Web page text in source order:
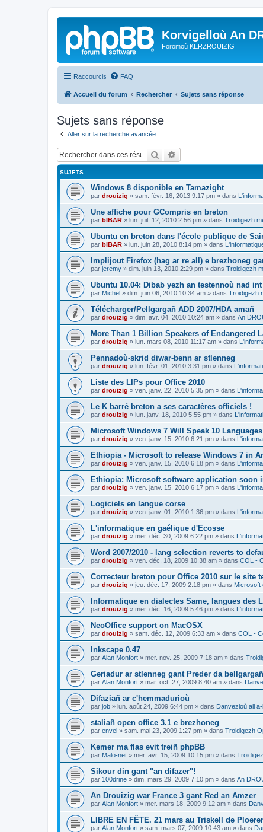
Korvigelloù An
Foromoù KERZROUIZIG
Raccourcis FAQ
Accueil du forum Rechercher Sujets sans réponse
Sujets sans réponse
Aller sur la recherche avancée
Rechercher
SUJETS
Windows 8 disponible en Tamazight
par drouizig » sam. févr. 16, 2013 9:17 pm » dans
Une affiche pour GCompris en breton
par bIBAR » lun. juil. 12, 2010 2:56 pm » dans Troidigezh
Ubuntu en breton dans l'école publique de
par bIBAR » lun. juin 28, 2010 8:14 pm » dans
Implijout Firefox (hag ar re all) e brezhoneg
par jeremy » dim. juin 13, 2010 2:29 pm » dans Troidigezh
Ubuntu 10.04: Dibab yezh an testennoù nad
par Michel » dim. juin 06, 2010 10:34 am » dans Troidigezh
Télécharger/Pellgargañ ADD 2007/HDA amañ
par drouizig » dim. avr. 04, 2010 10:24 am » dans An
More Than 1 Billion Speakers of Endangered
par drouizig » lun. mars 08, 2010 11:17 am » dans
Pennadoù-skrid diwar-benn ar stlenneg
par drouizig » lun. févr. 01, 2010 3:31 pm » dans
Liste des LIPs pour Office 2010
par drouizig » ven. janv. 22, 2010 5:35 pm » dans
Le K barré breton a ses caractères officiels !
par drouizig » lun. janv. 18, 2010 5:55 pm » dans
Microsoft Windows 7 Will Speak 10
par drouizig » ven. janv. 15, 2010 6:21 pm » dans
Ethiopia - Microsoft to release Windows 7 in
par drouizig » ven. janv. 15, 2010 6:18 pm » dans
Ethiopia: Microsoft software application soon
par drouizig » ven. janv. 15, 2010 6:17 pm » dans
Logiciels en langue corse
par drouizig » ven. janv. 01, 2010 1:36 pm » dans
L'informatique en gaélique d'Ecosse
par drouizig » mer. déc. 30, 2009 6:22 pm » dans
Word 2007/2010 - lang selection reverts to
par drouizig » ven. déc. 18, 2009 10:38 am » dans COL -
Correcteur breton pour Office 2010 sur le site
par drouizig » jeu. déc. 17, 2009 2:18 pm » dans Microsoft
Informatique en dialectes Same, langues des
par drouizig » mer. déc. 16, 2009 5:46 pm » dans
NeoOffice support on MacOSX
par drouizig » sam. déc. 12, 2009 6:33 am » dans COL -
Inkscape 0.47
par Alan Monfort » mer. nov. 25, 2009 7:18 am » dans
Geriadur ar stlenneg gant Preder da bellgargañ
par Alan Monfort » mar. oct. 27, 2009 8:40 am » dans
Difaziañ ar c'hemmadurioù
par job » lun. août 24, 2009 6:44 pm » dans Danvezioù all
staliañ open office 3.1 e brezhoneg
par envel » sam. mai 23, 2009 1:27 pm » dans Troidigezh
Kemer ma flas evit treiñ phpBB
par Malo-net » mer. avr. 15, 2009 10:15 pm » dans
Sikour din gant "an difazer"!
par 100drine » dim. mars 29, 2009 7:10 pm » dans An
An Drouizig war France 3 gant Red an Amzer
par Alan Monfort » mer. mars 18, 2009 9:12 am » dans
LIBRE EN FÊTE. 21 mars au Triskell de
par Alan Monfort » sam. mars 07, 2009 10:43 am » dans